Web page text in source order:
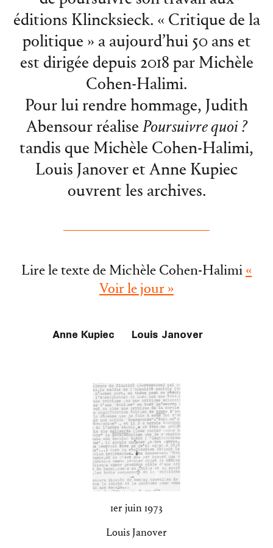
éditions Klincksieck. « Critique de la
politique » a aujourd’hui 50 ans et
est dirigée depuis 2018 par Michèle
Cohen-Halimi.
Pour lui rendre hommage, Judith
Abensour réalise Poursuivre quoi ?
tandis que Michèle Cohen-Halimi,
Louis Janover et Anne Kupiec
ouvrent les archives.
Lire le texte de Michèle Cohen-Halimi «
Voir le jour »
Anne Kupiec Louis Janover
1er juin 1973
Louis Janover